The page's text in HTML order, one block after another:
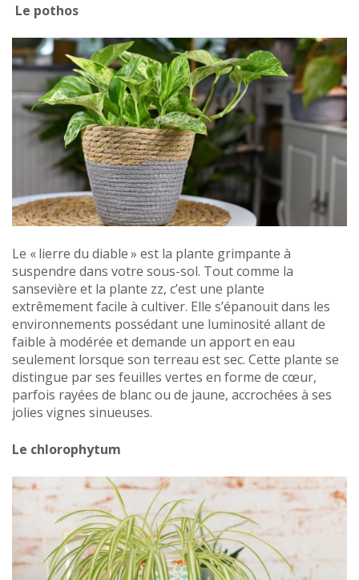
Le pothos
Le « lierre du diable » est la plante grimpante à
suspendre dans votre sous-sol. Tout comme la
sansevière et la plante zz, c’est une plante
extrêmement facile à cultiver. Elle s’épanouit dans les
environnements possédant une luminosité allant de
faible à modérée et demande un apport en eau
seulement lorsque son terreau est sec. Cette plante se
distingue par ses feuilles vertes en forme de cœur,
parfois rayées de blanc ou de jaune, accrochées à ses
jolies vignes sinueuses.
Le chlorophytum